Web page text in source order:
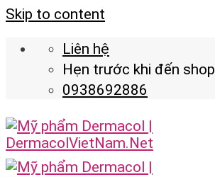
Skip to content
Liên hệ
Hẹn trước khi đến shop
0938692886